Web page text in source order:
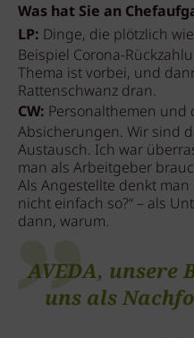
Was hat Sie an
LP: Dinge, die plötzlich
Beispiel Corona-
Thema ist vorbei, und
Rattenschwanz dran.
CW: Personalthemen und
Absicherungen. Wir sind
Austausch. Ich war
man als Arbeitgeber
Als Angestellte denkt
nicht einfach so?“ – als
dann, warum.
AVEDA,
uns als